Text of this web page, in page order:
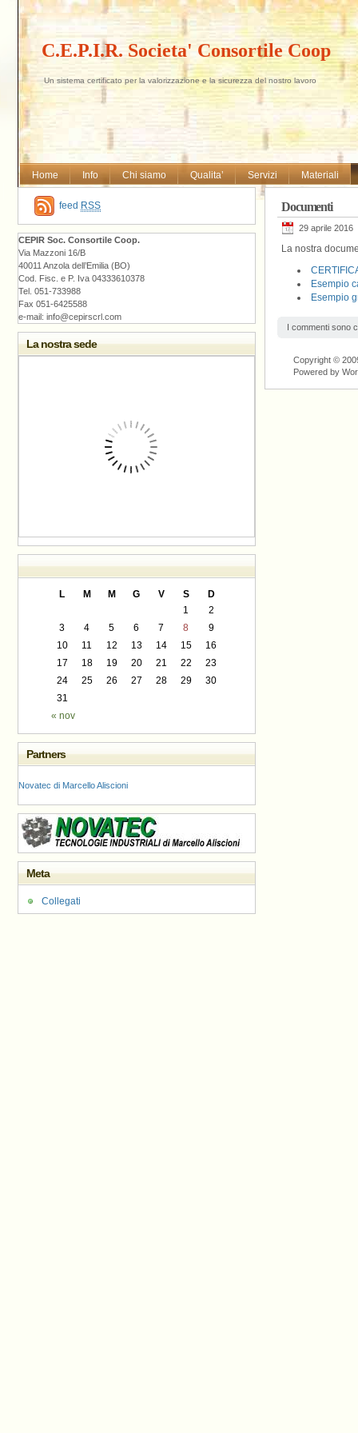
C.E.P.I.R. Societa' Consortile Coop
Un sistema certificato per la valorizzazione e la sicurezza del nostro lavoro
Home Info Chi siamo Qualita’ Servizi Materiali
Documenti
29 aprile 2016
La nostra
Esempio
Esempio
I commenti sono
Copyright ©
Powered by
feed RSS
CEPIR Soc. Consortile Coop.
Via Mazzoni 16/B
40011 Anzola dell’Emilia (BO)
Cod. Fisc. e P. Iva 04333610378
Tel. 051-733988
Fax 051-6425588
e-mail: info@cepirscrl.com
La nostra sede
L M M G V S D
« nov
1
2
3
4 5 6 7 8
9
10
11 12 13 14 15
16
17
18 19 20 21 22
23
24
25 26 27 28 29
30
31
Partners
Novatec di Marcello Aliscioni
Meta
Collegati